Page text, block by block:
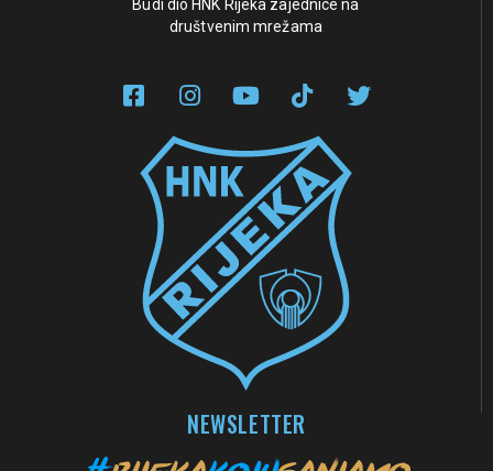
Budi dio HNK Rijeka zajednice na
društvenim mrežama
NEWSLETTER